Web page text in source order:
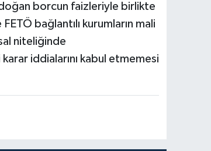
borcun faizleriyle birlikte
bağlantılı kurumların mali
niteliğinde
iddialarını kabul etmemesi